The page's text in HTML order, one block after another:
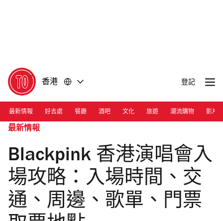
香港 登記
最新情報 好去處 餐廳 酒吧 文化 旅遊 潮流購物 影片
最新情報
Blackpink 香港演唱會入
場攻略：入場時間、交
通、周邊、歌單、門票